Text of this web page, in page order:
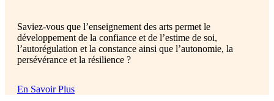
Saviez-vous que l’enseignement des arts permet le
développement de la confiance et de l’estime de soi,
l’autorégulation et la constance ainsi que l’autonomie, la
persévérance et la résilience ?
En Savoir Plus